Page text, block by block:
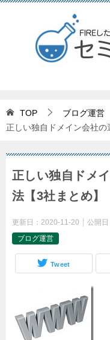
TOP
ブログ運営
正しい独自ドメイン会社の
正しい独自ドメ
法【3社まとめ】
更新日： 2020-11-20 公開日
ブログ運営
Tweet